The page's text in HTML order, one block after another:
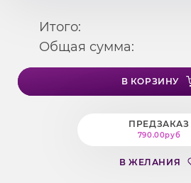
Итого:
Общая сумма:
В КОРЗИНУ
ПРЕДЗАКАЗ
790.00руб
В ЖЕЛАНИЯ